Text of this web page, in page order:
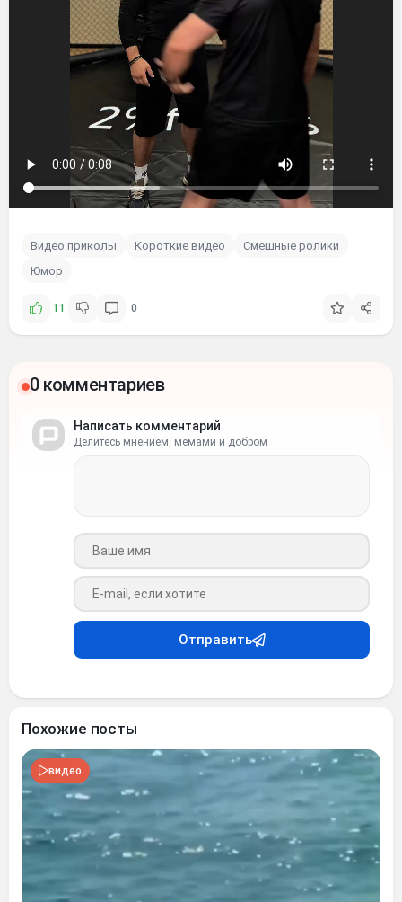
Видео приколы Короткие видео
Смешные ролики
Юмор
11 0
0 комментариев
Написать комментарий
Делитесь мнением, мемами и добром
Ваше имя
Ваш e-mail
Отправить
Похожие посты
видео